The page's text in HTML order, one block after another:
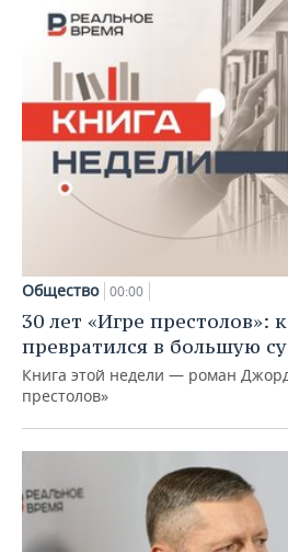
Общество 00:00
30 лет «Игре престолов»:
превратился в большую
Книга этой недели — роман
престолов»